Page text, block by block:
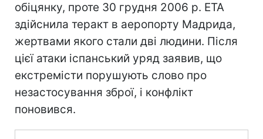
обіцянку, проте 30 грудня 2006 р. ЕТА
здійснила теракт в аеропорту Мадрида,
жертвами якого стали дві людини. Після
цієї атаки іспанський уряд заявив, що
екстремісти порушують слово про
незастосування зброї, і конфлікт
поновився.